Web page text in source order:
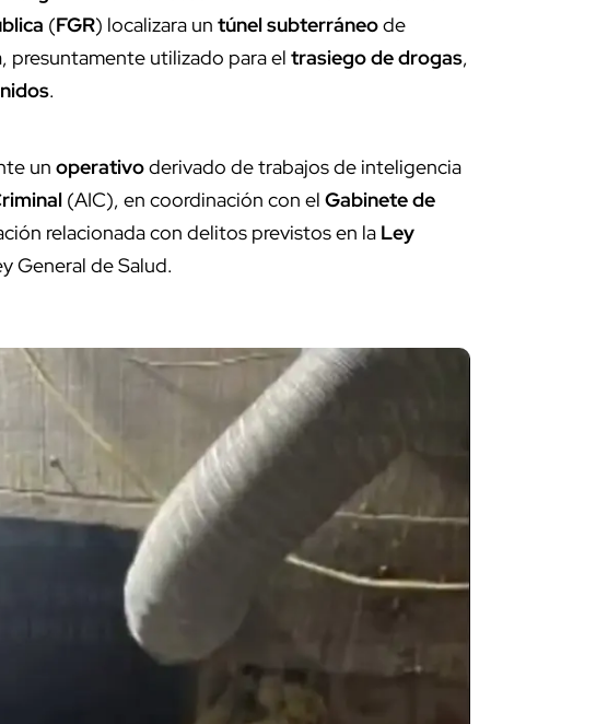
(FGR) localizara un túnel subterráneode
presuntamente utilizado para el trasiego de drogas,
.
un operativoderivado de trabajos de inteligencia
(AIC), en coordinación con el Gabinete de
relacionada con delitos previstos en la Ley
General de Salud.